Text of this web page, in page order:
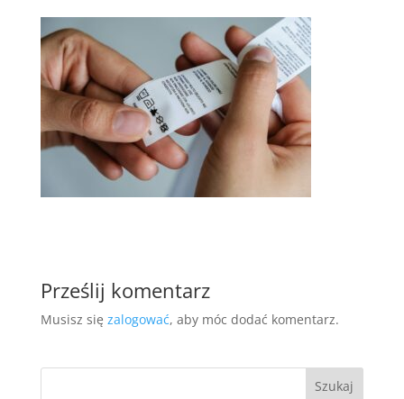
Prześlij komentarz
Musisz się zalogować, aby móc dodać komentarz.